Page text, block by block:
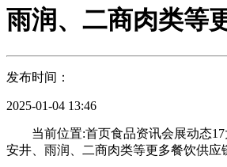
雨润、二商肉类等
发布时间：
2025-01-04 13:46
当前位置:首页食品资讯会展动态17
安井、雨润、二商肉类等更多餐饮供应